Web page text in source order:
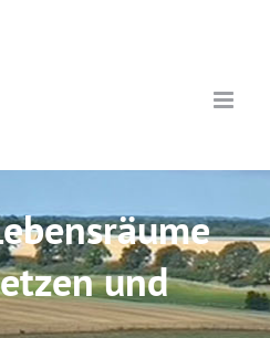
und